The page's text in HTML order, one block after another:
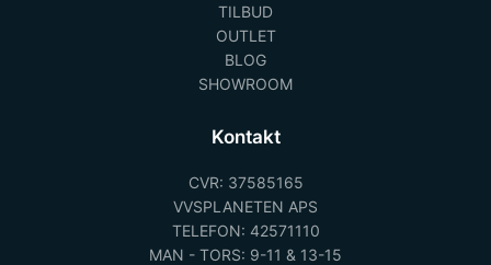
TILBUD
OUTLET
BLOG
SHOWROOM
Kontakt
CVR: 37585165
VVSPLANETEN APS
TELEFON: 42571110
MAN - TORS: 9-11 & 13-15